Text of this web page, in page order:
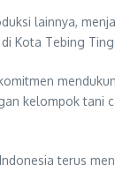
lainnya,
Kota Tebing
kelompok tani
terus